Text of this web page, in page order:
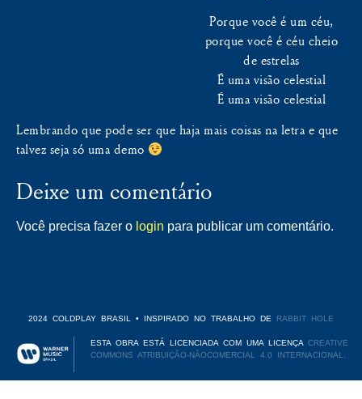
Porque você é um céu,
porque você é céu cheio
de estrelas
É uma visão celestial
É uma visão celestial
Lembrando que pode ser que haja mais coisas na letra e que
talvez seja só uma demo
Deixe um comentário
Você precisa fazer o login para publicar um comentário.
2024 COLDPLAY BRASIL • INSPIRADO NO TRABALHO DE RABBIT HOLE
ESTA OBRA ESTÁ LICENCIADA COM UMA LICENÇACREATIVE
COMMONS ATRIBUIÇÃO-NÃOCOMERCIAL 4.0 INTERNACIONAL.